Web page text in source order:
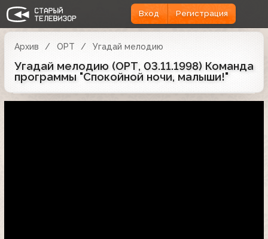
Вход Регистрация
Архив ОРТ Угадай мелодию
Угадай мелодию (ОРТ, 03.11.1998) Команда
программы "Спокойной ночи, малыши!"